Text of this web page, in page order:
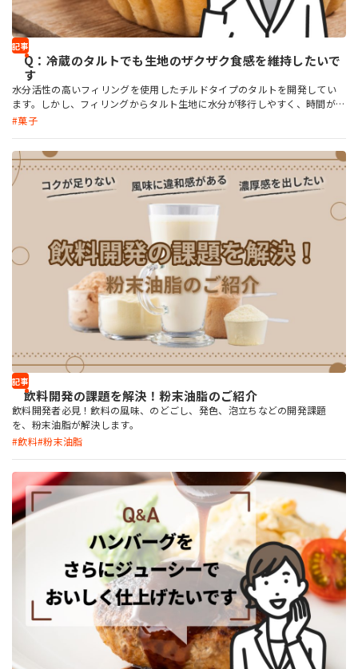
記事
Q：冷蔵のタルトでも生地のザクザク食感を維持したいで
す
水分活性の高いフィリングを使用したチルドタイプのタルトを開発してい
ます。しかし、フィリングからタルト生地に水分が移行しやすく、時間がた
つとタルト生地がしんなりしてしまいます。何か良い解決方法はあります
菓子
記事
飲料開発の課題を解決！粉末油脂のご紹介
飲料開発者必見！飲料の風味、のどごし、発色、泡立ちなどの開発課題
を、粉末油脂が解決します。
飲料 粉末油脂